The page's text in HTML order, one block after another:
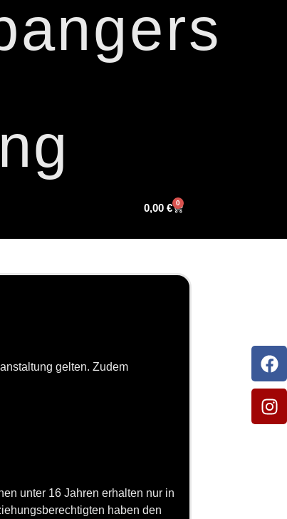
0,00 € 0
gelten. Zudem
unter 16 Jahren erhalten nur in
haben den